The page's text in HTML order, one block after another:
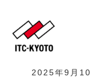
2025年9月10